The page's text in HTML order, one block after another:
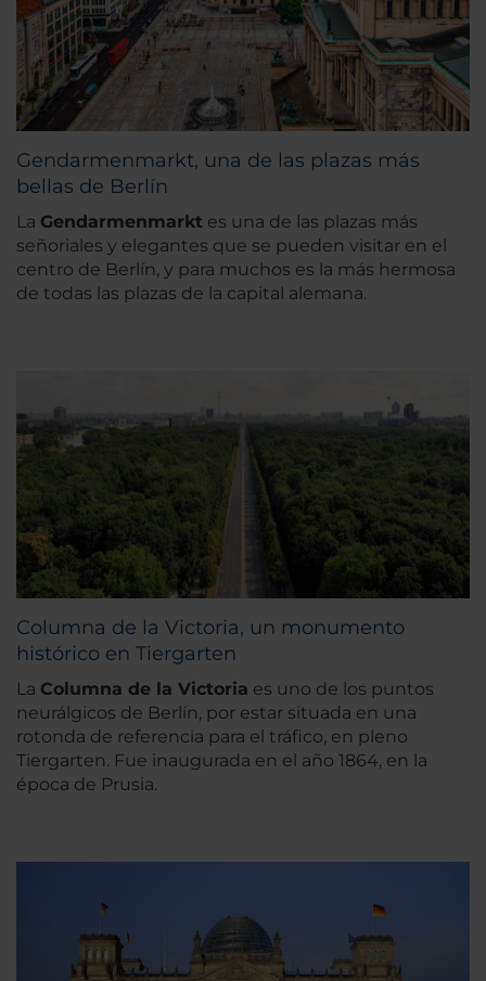
Gendarmenmarkt, una de las plazas más
bellas de Berlín
La Gendarmenmarkt es una de las plazas más
señoriales y elegantes que se pueden visitar en el
centro de Berlín, y para muchos es la más hermosa
de todas las plazas de la capital alemana.
Columna de la Victoria, un monumento
histórico en Tiergarten
La Columna de la Victoria es uno de los puntos
neurálgicos de Berlín, por estar situada en una
rotonda de referencia para el tráfico, en pleno
Tiergarten. Fue inaugurada en el año 1864, en la
época de Prusia.